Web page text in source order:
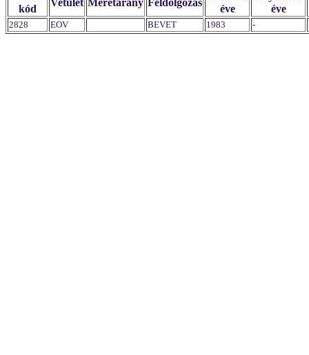
kód
Vetület Méretarány Feldolgozás
éve
éve
2828 EOV BEVET 1983 -